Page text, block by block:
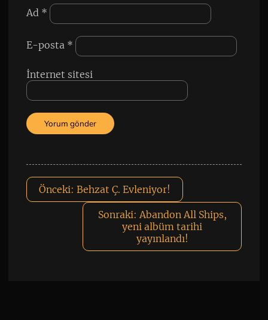
Ad *
E-posta *
İnternet sitesi
Önceki: Behzat Ç. Evleniyor!
Sonraki: Abandon All Ships,
yeni albüm tarihi
yayınlandı!